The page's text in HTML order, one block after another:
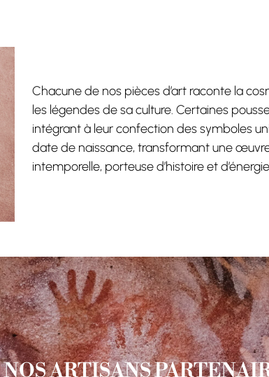
Chacune de nos pièces d’art raconte la
les légendes de sa culture. Certaines
intégrant à leur confection des symboles
date de naissance, transformant une
intemporelle, porteuse d’histoire et
ARTISANS